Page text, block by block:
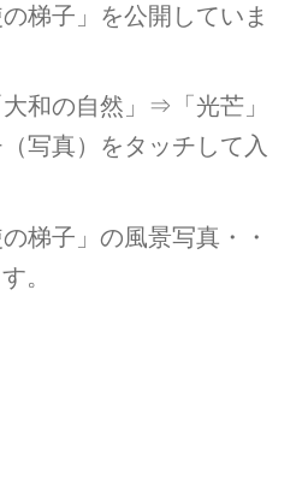
梯子」を公開していま
和の自然」⇒「光芒」
写真）をタッチして入
梯子」の風景写真・・
。